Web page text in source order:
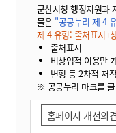
군산시청 행정지원과
물은 "공공누리 제 4
제 4 유형: 출처표시+
출처표시
비상업적 이용만
변형 등 2차적 저
※ 공공누리 마크를
홈페이지 개선의견